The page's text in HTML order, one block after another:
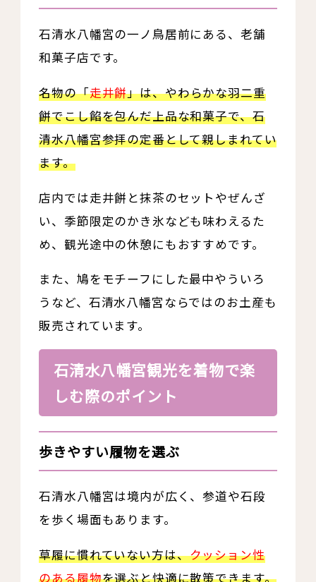
石清水八幡宮の一ノ鳥居前にある、老舗
和菓子店です。
名物の「走井餅」は、やわらかな羽二重
餅でこし餡を包んだ上品な和菓子で、石
清水八幡宮参拝の定番として親しまれてい
ます。
店内では走井餅と抹茶のセットやぜんざ
い、季節限定のかき氷なども味わえるた
め、観光途中の休憩にもおすすめです。
また、鳩をモチーフにした最中やういろ
うなど、石清水八幡宮ならではのお土産も
販売されています。
石清水八幡宮観光を着物で楽
しむ際のポイント
歩きやすい履物を選ぶ
石清水八幡宮は境内が広く、参道や石段
を歩く場面もあります。
草履に慣れていない方は、クッション性
のある履物を選ぶと快適に散策できます。